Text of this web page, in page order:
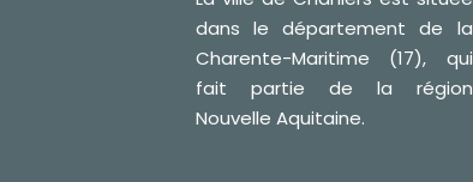
dans le département de la
Charente-Maritime (17), qui
fait partie de la région
Nouvelle Aquitaine.